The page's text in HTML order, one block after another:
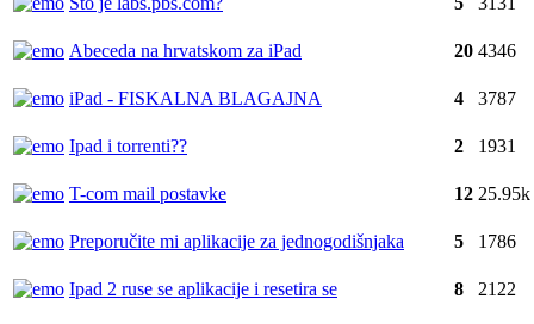
Abeceda na hrvatskom za iPad 20 4346
iPad - FISKALNA BLAGAJNA 4 3787
Ipad i torrenti?? 2 1931
T-com mail postavke 12 25.95k
Preporučite mi aplikacije za jednogodišnjaka 5 1786
Ipad 2 ruse se aplikacije i resetira se 8 2122